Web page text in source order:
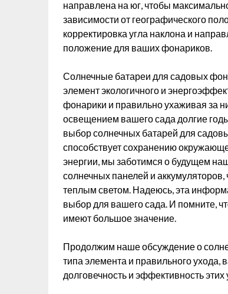
направлена на юг, чтобы
зависимости от географического
корректировка угла наклона и
положение для ваших фонариков.
Солнечные батареи для садовых
элемент экологичного и
фонарики и правильно ухаживая за
освещением вашего сада долгие
выбор солнечных батарей для
способствует сохранению
энергии, мы заботимся о будущем
солнечных панелей и
теплым светом. Надеюсь, эта
выбор для вашего сада. И помните,
имеют большое значение.
Продолжим наше обсуждение о
типа элемента и правильного
долговечность и эффективность этих